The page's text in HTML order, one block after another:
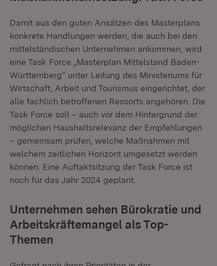
Damit aus den guten Ansätzen des Masterplans
konkrete Handlungen werden, die auch bei den
mittelständischen Unternehmen ankommen, wird
eine Task Force „Masterplan Mittelstand Baden-
Württemberg“ unter Leitung des Ministeriums für
Wirtschaft, Arbeit und Tourismus eingerichtet, der
alle fachlich betroffenen Ressorts angehören. Die
Task Force soll – auch vor dem Hintergrund der
möglichen Haushaltsrelevanz der Empfehlungen
– gemeinsam prüfen, welche Maßnahmen mit
welchem zeitlichen Horizont umgesetzt werden
können. Eine Auftaktsitzung der Task Force ist
noch für das Jahr 2024 geplant.
Unternehmen sehen Bürokratie und
Arbeitskräftemangel als Top-
Themen